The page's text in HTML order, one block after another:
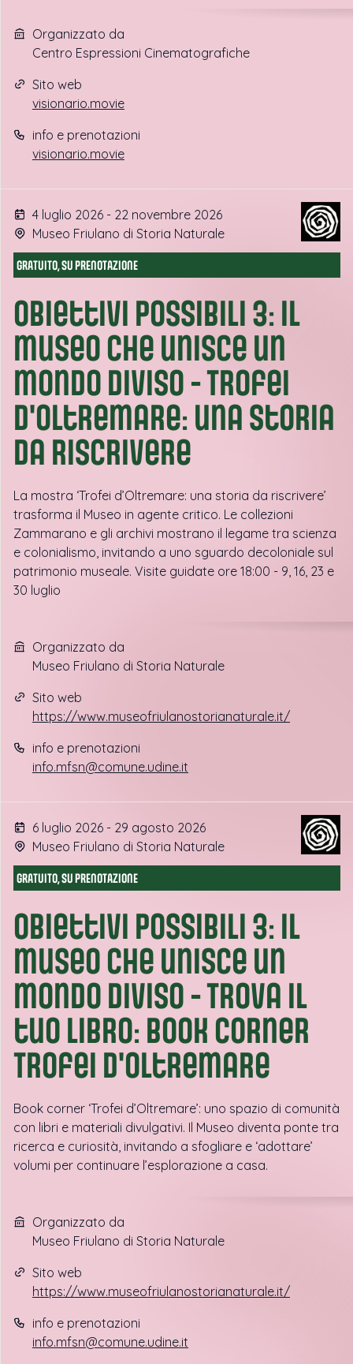
Organizzato da
Centro Espressioni Cinematografiche
Sito web
visionario.movie
info e prenotazioni
visionario.movie
4 luglio 2026 - 22 novembre 2026
Museo Friulano di Storia Naturale
GRATUITO, SU PRENOTAZIONE
Obiettivi possibili 3: il
museo che unisce un
mondo diviso - Trofei
d'oltremare: una storia
da riscrivere
La mostra ‘Trofei d’Oltremare: una storia da riscrivere’
trasforma il Museo in agente critico. Le collezioni
Zammarano e gli archivi mostrano il legame tra scienza
e colonialismo, invitando a uno sguardo decoloniale sul
patrimonio museale. Visite guidate ore 18:00 - 9, 16, 23 e
30 luglio
Organizzato da
Museo Friulano di Storia Naturale
Sito web
https://www.museofriulanostorianaturale.it/
info e prenotazioni
info.mfsn@comune.udine.it
6 luglio 2026 - 29 agosto 2026
Museo Friulano di Storia Naturale
GRATUITO, SU PRENOTAZIONE
Obiettivi possibili 3: il
museo che unisce un
mondo diviso - Trova il
tuo libro: book corner
Trofei d'oltremare
Book corner ‘Trofei d’Oltremare’: uno spazio di comunità
con libri e materiali divulgativi. Il Museo diventa ponte tra
ricerca e curiosità, invitando a sfogliare e ‘adottare’
volumi per continuare l’esplorazione a casa.
Organizzato da
Museo Friulano di Storia Naturale
Sito web
https://www.museofriulanostorianaturale.it/
info e prenotazioni
info.mfsn@comune.udine.it